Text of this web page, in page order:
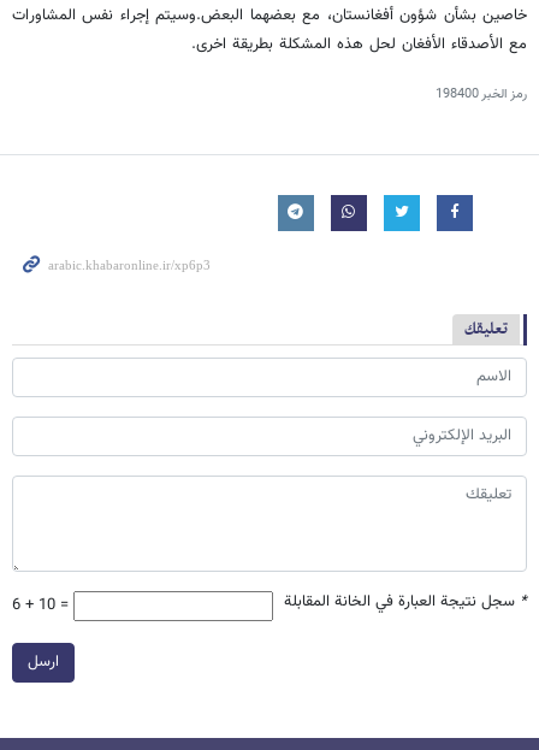
خاصين بشأن شؤون أفغانستان، مع بعضهما البعض.وسيتم إجراء نفس المشاورات
مع الأصدقاء الأفغان لحل هذه المشكلة بطريقة اخرى.
رمز الخبر198400
تعليقك
* سجل نتيجة العبارة في الخانة المقابلة 6 + 10 =
ارسل